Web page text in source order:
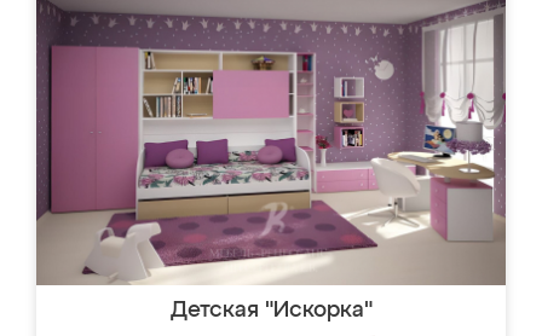
Детская "Искорка"